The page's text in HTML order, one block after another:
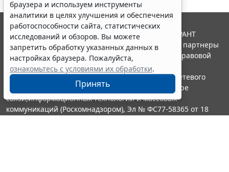
браузера и используем инструменты
аналитики в целях улучшения и обеспечения
работоспособности сайта, статистических
исследований и обзоров. Вы можете
запретить обработку указанных данных в
настройках браузера. Пожалуйста,
ознакомьтесь с условиями их обработки.
Принять
© ООО "НПП "ГАРАНТ-СЕРВИС", 2026. Система ГАРАНТ
выпускается с 1990 года. Компания "Гарант" и ее партнеры
являются участниками Российской ассоциации правовой
информации ГАРАНТ.
Портал ГАРАНТ.РУ зарегистрирован в качестве сетевого
издания Федеральной службой по надзору в сфере
связи,информационных технологий и массовых
коммуникаций (Роскомнадзором), Эл № ФС77-58365 от 18